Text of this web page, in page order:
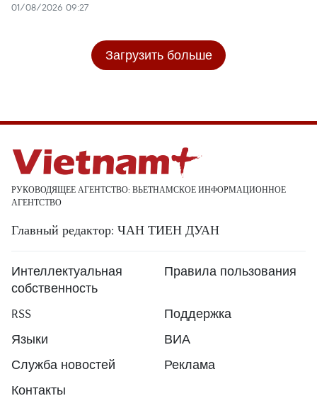
01/08/2026 09:27
Загрузить больше
РУКОВОДЯЩЕЕ АГЕНТСТВО: ВЬЕТНАМСКОЕ ИНФОРМАЦИОННОЕ
АГЕНТСТВО
Главный редактор: ЧАН ТИЕН ДУАН
Интеллектуальная
собственность
Правила пользования
RSS
Поддержка
Языки
ВИА
Служба новостей
Реклама
Контакты